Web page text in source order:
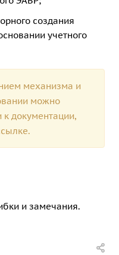
создания
учетного
механизма и
можно
к документации,
и замечания.